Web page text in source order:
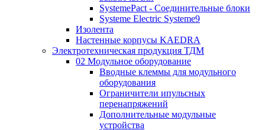
SystemePact - Соединительные блоки
Systeme Electric Systeme9
Изолента
Настенные корпусы KAEDRA
Электротехническая продукция ТДМ
02 Модульное оборудование
Вводные клеммы для модульного
оборудования
Ограничители ипульсных
перенапряжений
Дополнительные модульные
устройства